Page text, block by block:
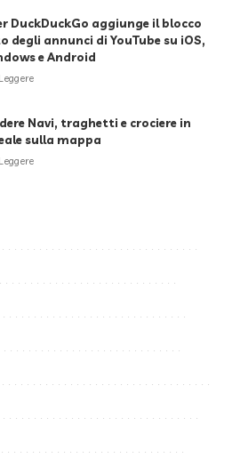
DuckDuckGo aggiunge il blocco
degli annunci di YouTube su iOS,
e Android
Navi, traghetti e crociere in
sulla mappa